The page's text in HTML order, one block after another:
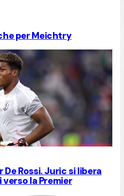
per Meichtry
Rossi. Juric si libera
verso la Premier